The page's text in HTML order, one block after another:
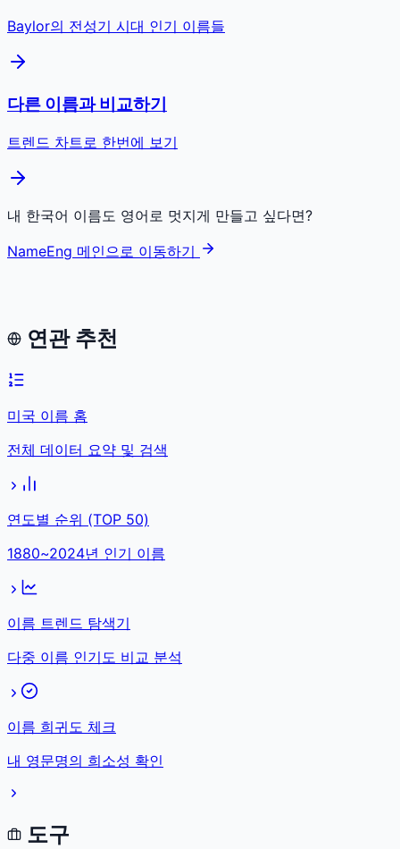
Baylor의 전성기 시대 인기 이름들
다른 이름과 비교하기
트렌드 차트로 한번에 보기
내 한국어 이름도 영어로 멋지게 만들고 싶다면?
NameEng 메인으로 이동하기
연관 추천
미국 이름 홈
전체 데이터 요약 및 검색
연도별 순위 (TOP 50)
1880~2024년 인기 이름
이름 트렌드 탐색기
다중 이름 인기도 비교 분석
이름 희귀도 체크
내 영문명의 희소성 확인
도구